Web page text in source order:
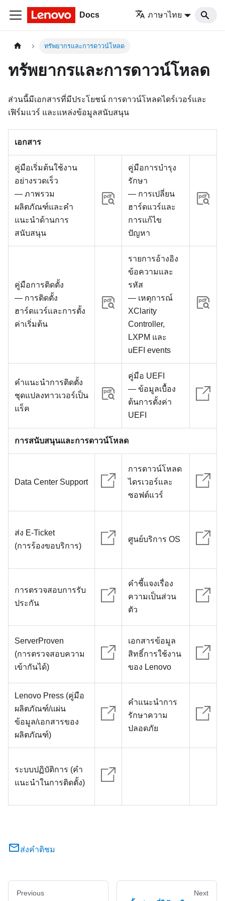
Docs ภาษาไทย
ทรัพยากรและการดาวน์โหลด
ทรัพยากรและการดาวน์โหลด
ส่วนนี้มีเอกสารที่มีประโยชน์ การดาวน์โหลดไดร์เวอร์และ
เฟิร์มแวร์ และแหล่งข้อมูลสนับสนุน
เอกสาร
คู่มือเริ่มต้นใช้งาน
อย่างรวดเร็ว
— ภาพรวม
ผลิตภัณฑ์และคำ
แนะนำด้านการ
สนับสนุน
คู่มือการบำรุง
รักษา
— การเปลี่ยน
ฮาร์ดแวร์และ
การแก้ไข
ปัญหา
คู่มือการติดตั้ง
— การติดตั้ง
ฮาร์ดแวร์และการตั้ง
ค่าเริ่มต้น
รายการอ้างอิง
ข้อความและ
รหัส
— เหตุการณ์
XClarity
Controller,
LXPM และ
uEFI events
คำแนะนำการติดตั้ง
ชุดแปลงทาวเวอร์เป็น
แร็ค
คู่มือ UEFI
— ข้อมูลเบื้อง
ต้นการตั้งค่า
UEFI
การสนับสนุนและการดาวน์โหลด
Data Center Support
การดาวน์โหลด
ไดรเวอร์และ
ซอฟต์แวร์
ส่ง E-Ticket
(การร้องขอบริการ)
ศูนย์บริการ OS
การตรวจสอบการรับ
ประกัน
คำชี้แจงเรื่อง
ความเป็นส่วน
ตัว
ServerProven
(การตรวจสอบความ
เข้ากันได้)
เอกสารข้อมูล
สิทธิ์การใช้งาน
ของ Lenovo
Lenovo Press (คู่มือ
ผลิตภัณฑ์/แผ่น
ข้อมูล/เอกสารของ
ผลิตภัณฑ์)
คำแนะนำการ
รักษาความ
ปลอดภัย
ระบบปฏิบัติการ (คำ
แนะนำในการติดตั้ง)
ส่งคำติชม
Previous Next